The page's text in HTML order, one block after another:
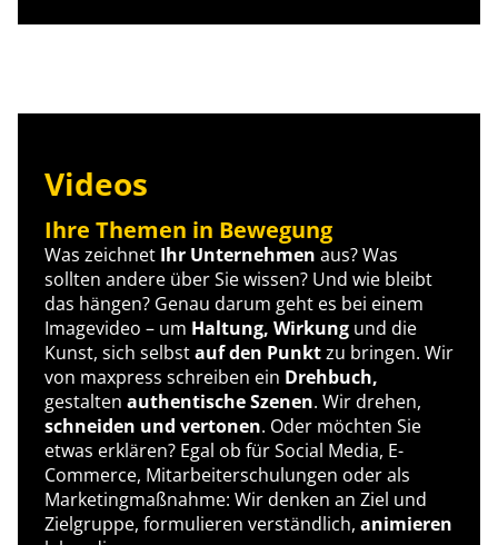
Videos
Ihre Themen in Bewegung
Was zeichnet Ihr Unternehmen aus? Was
sollten andere über Sie wissen? Und wie bleibt
das hängen? Genau darum geht es bei einem
Imagevideo – um Haltung, Wirkung und die
Kunst, sich selbstauf den Punktzu bringen. Wir
von maxpress schreiben ein Drehbuch,
gestalten authentische Szenen. Wir drehen,
schneiden und vertonen. Oder möchten Sie
etwas erklären? Egal ob für Social Media, E-
Commerce, Mitarbeiterschulungen oder als
Marketingmaßnahme: Wir denken an Ziel und
Zielgruppe, formulieren verständlich, animieren